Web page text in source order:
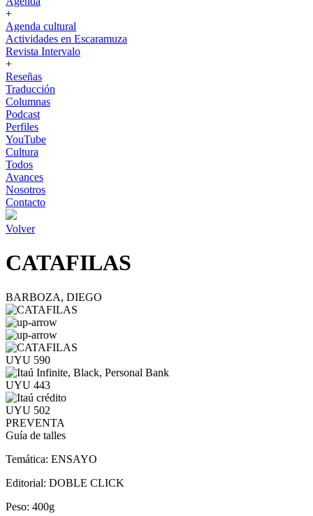
+
Agenda cultural
Actividades en Escaramuza
Revista Intervalo
+
Reseñas
Traducción
Columnas
Podcast
Perfiles
YouTube
Cultura
Todos
Avances
Nosotros
Contacto
Volver
CATAFILAS
BARBOZA, DIEGO
UYU 590
UYU 443
UYU 502
PREVENTA
Guía de talles
Temática: ENSAYO
Editorial: DOBLE CLICK
Peso: 400g